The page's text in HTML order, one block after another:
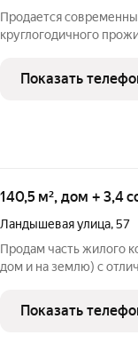
Продается
круглогодичного
въездом, уличным
обеспечивает
Показать
140,5 м², дом + 3,4
Ландышевая улица,57
Продам часть жилого
дом и на землю) с
инфраструктура:
новая современная
Показать